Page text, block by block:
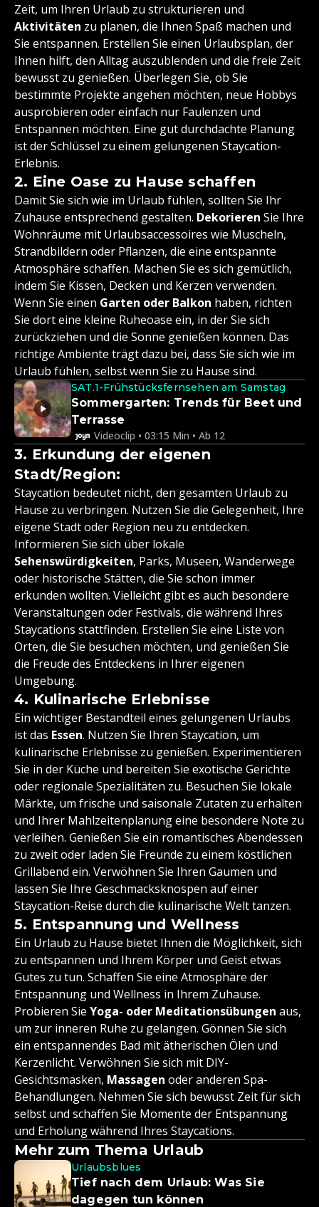
Zeit, um Ihren Urlaub zu strukturieren und
Aktivitäten zu planen, die Ihnen Spaß machen und
Sie entspannen. Erstellen Sie einen Urlaubsplan, der
Ihnen hilft, den Alltag auszublenden und die freie Zeit
bewusst zu genießen. Überlegen Sie, ob Sie
bestimmte Projekte angehen möchten, neue Hobbys
ausprobieren oder einfach nur Faulenzen und
Entspannen möchten. Eine gut durchdachte Planung
ist der Schlüssel zu einem gelungenen Staycation-
Erlebnis.
2. Eine Oase zu Hause schaffen
Damit Sie sich wie im Urlaub fühlen, sollten Sie Ihr
Zuhause entsprechend gestalten. Dekorieren Sie Ihre
Wohnräume mit Urlaubsaccessoires wie Muscheln,
Strandbildern oder Pflanzen, die eine entspannte
Atmosphäre schaffen. Machen Sie es sich gemütlich,
indem Sie Kissen, Decken und Kerzen verwenden.
Wenn Sie einen Garten oder Balkon haben, richten
Sie dort eine kleine Ruheoase ein, in der Sie sich
zurückziehen und die Sonne genießen können. Das
richtige Ambiente trägt dazu bei, dass Sie sich wie im
Urlaub fühlen, selbst wenn Sie zu Hause sind.
SAT.1-Frühstücksfernsehen am Samstag
Sommergarten: Trends für Beet und
Terrasse
Videoclip • 03:15 Min • Ab 12
3. Erkundung der eigenen
Stadt/Region:
Staycation bedeutet nicht, den gesamten Urlaub zu
Hause zu verbringen. Nutzen Sie die Gelegenheit, Ihre
eigene Stadt oder Region neu zu entdecken.
Informieren Sie sich über lokale
Sehenswürdigkeiten, Parks, Museen, Wanderwege
oder historische Stätten, die Sie schon immer
erkunden wollten. Vielleicht gibt es auch besondere
Veranstaltungen oder Festivals, die während Ihres
Staycations stattfinden. Erstellen Sie eine Liste von
Orten, die Sie besuchen möchten, und genießen Sie
die Freude des Entdeckens in Ihrer eigenen
Umgebung.
4. Kulinarische Erlebnisse
Ein wichtiger Bestandteil eines gelungenen Urlaubs
ist das Essen. Nutzen Sie Ihren Staycation, um
kulinarische Erlebnisse zu genießen. Experimentieren
Sie in der Küche und bereiten Sie exotische Gerichte
oder regionale Spezialitäten zu. Besuchen Sie lokale
Märkte, um frische und saisonale Zutaten zu erhalten
und Ihrer Mahlzeitenplanung eine besondere Note zu
verleihen. Genießen Sie ein romantisches Abendessen
zu zweit oder laden Sie Freunde zu einem köstlichen
Grillabend ein. Verwöhnen Sie Ihren Gaumen und
lassen Sie Ihre Geschmacksknospen auf einer
Staycation-Reise durch die kulinarische Welt tanzen.
5. Entspannung und Wellness
Ein Urlaub zu Hause bietet Ihnen die Möglichkeit, sich
zu entspannen und Ihrem Körper und Geist etwas
Gutes zu tun. Schaffen Sie eine Atmosphäre der
Entspannung und Wellness in Ihrem Zuhause.
Probieren Sie Yoga- oder Meditationsübungen aus,
um zur inneren Ruhe zu gelangen. Gönnen Sie sich
ein entspannendes Bad mit ätherischen Ölen und
Kerzenlicht. Verwöhnen Sie sich mit DIY-
Gesichtsmasken, Massagen oder anderen Spa-
Behandlungen. Nehmen Sie sich bewusst Zeit für sich
selbst und schaffen Sie Momente der Entspannung
und Erholung während Ihres Staycations.
Mehr zum Thema Urlaub
Urlaubsblues
Tief nach dem Urlaub: Was Sie
dagegen tun können